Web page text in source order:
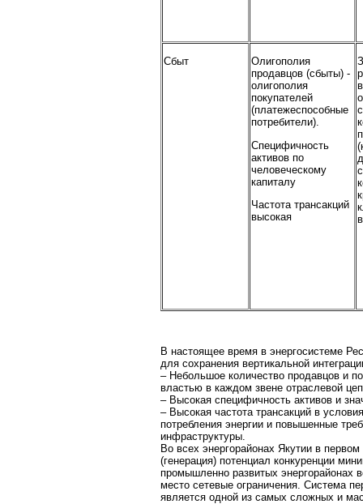
Сбыт
Олигополия
продавцов (сбыты) -
олигополия
покупателей
(платежеспособные
потребители).
Специфичность
активов по
человеческому
капиталу
Частота трансакций
высокая
В настоящее время в энергосистеме
для сохранения вертикальной
– Небольшое количество продавцов и
властью в каждом звене отраслевой
– Высокая специфичность активов и
– Высокая частота трансакций в
потребления энергии и повышенные
инфраструктуры.
Во всех энергорайонах Якутии в
(генерация) потенциал конкуренции
промышленно развитых энергорайонах
место сетевые ограничения. Система
является одной из самых сложных и